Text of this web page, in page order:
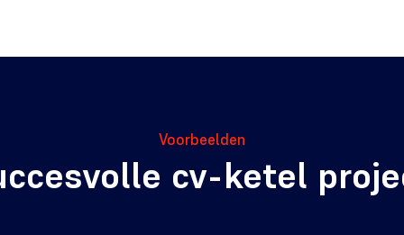
Voorbeelden
cv-ketel